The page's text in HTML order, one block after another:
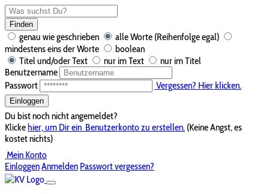
Finden
genau wie geschrieben
alle Worte (Reihenfolge egal)
mindestens eins der Worte
boolean
Titel und/oder Text
nur im Text
nur im Titel
Benutzername
Passwort
Vergessen? Hier klicken.
Einloggen
Du bist noch nicht angemeldet?
Klickehier, um Dir ein Benutzerkonto zu erstellen. (Keine Angst, es
kostet nichts)
Mein Konto
EinloggenAnmelden Passwort vergessen?